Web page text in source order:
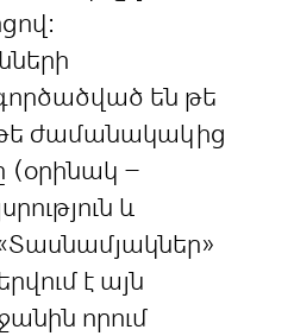
են թե
ժամանակակից
(օրինակ –
և
է այն
որում